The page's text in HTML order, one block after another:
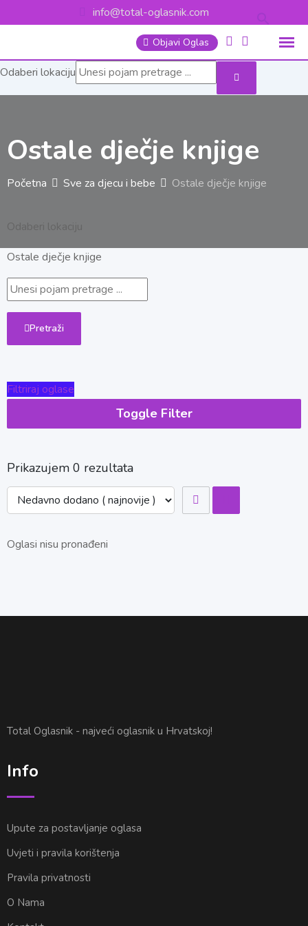
to
info@total-oglasnik.com
Objavi Oglas
Odaberi lokaciju
Ostale dječje knjige
Početna Sve za djecu i bebe Ostale dječje knjige
Odaberi lokaciju
Ostale dječje knjige
Pretraži
Filtriraj oglase
Toggle Filter
Prikazujem 0 rezultata
Oglasi nisu pronađeni
Total Oglasnik - najveći oglasnik u Hrvatskoj!
Info
Upute za postavljanje oglasa
Uvjeti i pravila korištenja
Pravila privatnosti
O Nama